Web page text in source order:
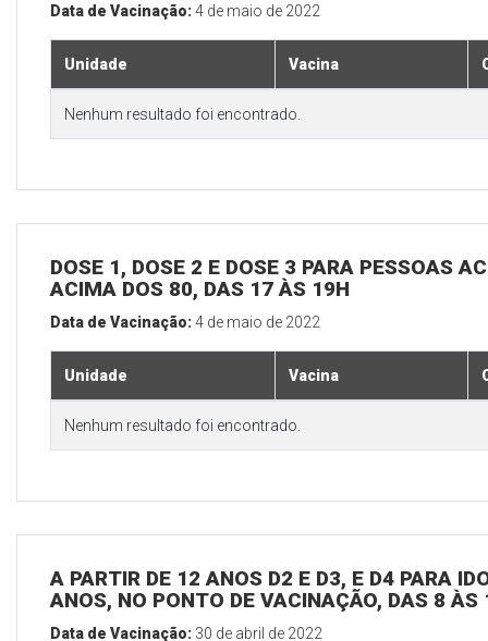
Data de Vacinação:4 de maio de 2022
Unidade Vacina
Nenhum resultado foi encontrado.
DOSE 1, DOSE 2 E DOSE 3 PARA PESSOAS
ACIMA DOS 80, DAS 17 ÀS 19H
Data de Vacinação:4 de maio de 2022
Unidade Vacina
Nenhum resultado foi encontrado.
A PARTIR DE 12 ANOS D2 E D3, E D4 PARA
ANOS, NO PONTO DE VACINAÇÃO, DAS 8 ÀS
Data de Vacinação: 30 de abril de 2022